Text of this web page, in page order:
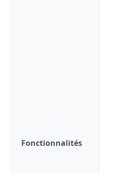
Fonctionnalités